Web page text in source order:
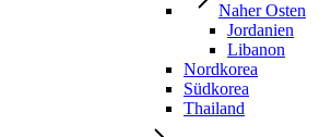
Naher Osten
Jordanien
Libanon
Nordkorea
Südkorea
Thailand